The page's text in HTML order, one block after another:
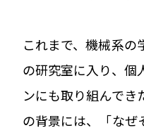
これまで、機械系の
の研究室に入り、個
ンにも取り組んでき
の背景には、「なぜ